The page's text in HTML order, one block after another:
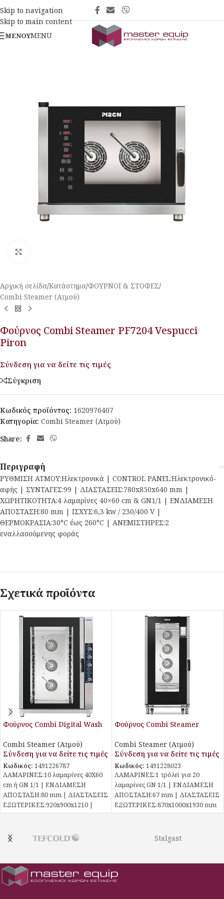
Skip to navigation
Skip to main content
ΜΕΝΟΎMENU
Αρχική σελίδα/Κατάστημα/ΦΟΥΡΝΟΙ & ΣΤΟΦΕΣ/
Combi Steamer (Ατμού)
Φούρνος Combi Steamer PF7204 Vespucci
Piron
Σύνδεση για να δείτε τις τιμές
Σύγκριση
Κωδικός προϊόντος: 1620976407
Κατηγορία: Combi Steamer (Ατμού)
Share:
Περιγραφή
ΡΥΘΜΙΣΗ ΑΤΜΟΥ:Ηλεκτρονικά | CONTROL PANEL:Ηλεκτρονικό-
αφής | ΣΥΝΤΑΓΕΣ:99 | ΔΙΑΣΤΑΣΕΙΣ:780x850x640 mm |
ΧΩΡΗΤΙΚΟΤΗΤΑ:4 λαμαρίνες 40×60 cm & GN1/1 | ΕΝΔΙΑΜΕΣΗ
ΑΠΟΣΤΑΣΗ:80 mm | ΙΣΧΥΣ:6,3 kw / 230/400 V |
ΘΕΡΜΟΚΡΑΣΙΑ:30°C έως 260°C | ΑΝΕΜΙΣΤΗΡΕΣ:2
εναλλασσόμενης φοράς
Σχετικά προϊόντα
Φούρνος Combi Digital Wash
Combi Steamer (Ατμού)
Σύνδεση για να δείτε τις τιμές
Κωδικός: 1491226787
ΛΑΜΑΡΙΝΕΣ:10 λαμαρίνες 40Χ60
cm ή GN 1/1 | ΕΝΔΙΑΜΕΣΗ
ΑΠΟΣΤΑΣΗ:80 mm | ΔΙΑΣΤΑΣΕΙΣ
ΕΞΩΤΕΡΙΚΕΣ:920x900x1210 |
ΙΣΧΥΣ:15,8 kW / 400 V
Φούρνος Combi Steamer
Combi Steamer (Ατμού)
Σύνδεση για να δείτε τις τιμές
Κωδικός: 1491228023
ΛΑΜΑΡΙΝΕΣ:1 τρόλεϊ για 20
λαμαρίνες GN 1/1 | ΕΝΔΙΑΜΕΣΗ
ΑΠΟΣΤΑΣΗ:67 mm | ΔΙΑΣΤΑΣΕΙΣ
ΕΞΩΤΕΡΙΚΕΣ:870x1000x1930 mm
| ΙΣΧΥΣ:36 kW / 400
Stalgast